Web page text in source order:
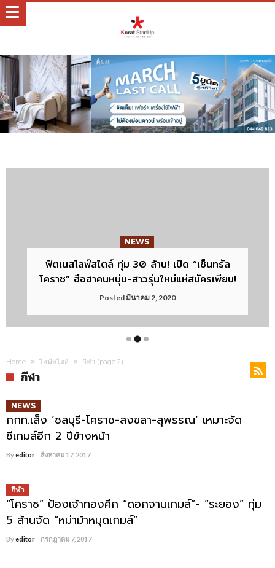
NEWS
นักวิ่งกว่า 5,000 คน วิ่งรับลมหนาว โคราช
ลอยฟ้ามาราธอน 2021
Postedธันวาคม 13, 2021
NEWS
ฟิตเนสไลฟ์สไตล์ ทุ่ม 30 ล้าน! เปิด “เซ็นทรัล
โคราช” ฮือฮาคนหนุ่ม-สาวรุ่นใหม่แห่สมัครเพียบ!
Postedมีนาคม 2, 2020
กีฬา
“สวาทแคท” เปิดตัว ”โค้ชโจ” บู๊ไทยลีก 2020
ปฏิวัติแมวพิฆาตวิ่ง-สู้-ฟัดไม่ต้องกลัวใคร!
Postedพฤศจิกายน 25, 2019
Home ไลฟ์สไตล์ กีฬา (page 2)
กีฬา
NEWS
กกท.เล็ง ‘ชลบุรี-โคราช-สงขลา-สุพรรณ’ เหมาะจัด
ซีเกมส์อีก 2 ปีข้างหน้า
Byeditor สิงหาคม 17, 2017
กีฬา
“โคราช” ป้องเจ้าทองศึก “ดอกจานเกมส์”- “ระยอง” ทุ่ม
5 ล้านจัด “หม่าม้าหมุดเกมส์”
Byeditor กรกฎาคม 7, 2017